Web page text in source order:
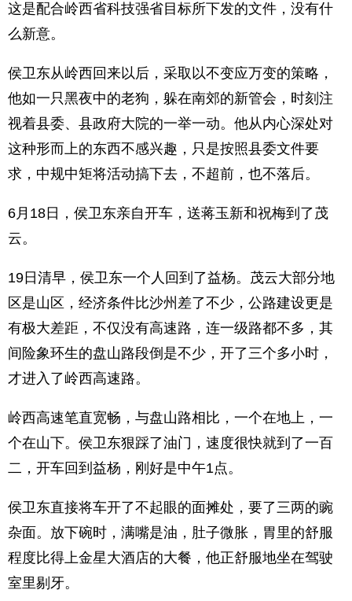
这是配合岭西省科技强省目标所下发的文件，没有什
么新意。
侯卫东从岭西回来以后，采取以不变应万变的策略，
他如一只黑夜中的老狗，躲在南郊的新管会，时刻注
视着县委、县政府大院的一举一动。他从内心深处对
这种形而上的东西不感兴趣，只是按照县委文件要
求，中规中矩将活动搞下去，不超前，也不落后。
6月18日，侯卫东亲自开车，送蒋玉新和祝梅到了茂
云。
19日清早，侯卫东一个人回到了益杨。茂云大部分地
区是山区，经济条件比沙州差了不少，公路建设更是
有极大差距，不仅没有高速路，连一级路都不多，其
间险象环生的盘山路段倒是不少，开了三个多小时，
才进入了岭西高速路。
岭西高速笔直宽畅，与盘山路相比，一个在地上，一
个在山下。侯卫东狠踩了油门，速度很快就到了一百
二，开车回到益杨，刚好是中午1点。
侯卫东直接将车开了不起眼的面摊处，要了三两的豌
杂面。放下碗时，满嘴是油，肚子微胀，胃里的舒服
程度比得上金星大酒店的大餐，他正舒服地坐在驾驶
室里剔牙。